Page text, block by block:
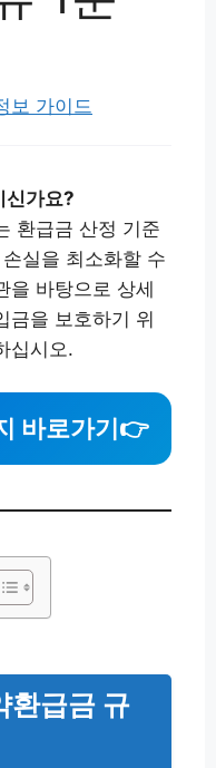
보 가이드
신가요?
환급금 산정 기준
실을 최소화할 수
을 바탕으로 상세
금을 보호하기 위
십시오.
바로가기 👉
환급금 규